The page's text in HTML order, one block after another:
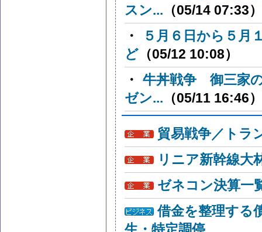
スン... （05/14 07:33）
・
５月６日から５月
ど （05/12 10:08）
・ 牛丼戦争 御三家
ゼン... （05/11 16:46）
貿易戦争／トラ
リニア新幹線大
ゼネコン決算一
借金を整理する